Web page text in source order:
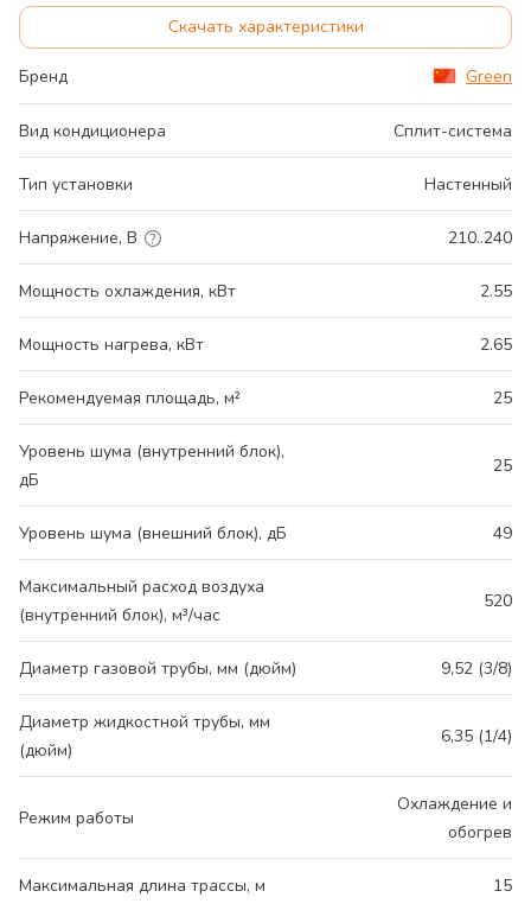
Скачать характеристики
Бренд Green
Вид кондиционера Сплит-система
Тип установки Настенный
Напряжение, В 210..240
Мощность охлаждения, кВт 2.55
Мощность нагрева, кВт 2.65
Рекомендуемая площадь, м² 25
Уровень шума (внутренний блок),
дБ
25
Уровень шума (внешний блок), дБ 49
Максимальный расход воздуха
(внутренний блок), м³/час
520
Диаметр газовой трубы, мм (дюйм) 9,52 (3/8)
Диаметр жидкостной трубы, мм
(дюйм)
6,35 (1/4)
Режим работы
Охлаждение и
обогрев
Максимальная длина трассы, м 15